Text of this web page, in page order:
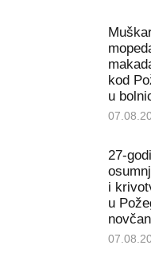
kod
u
27-
i
u